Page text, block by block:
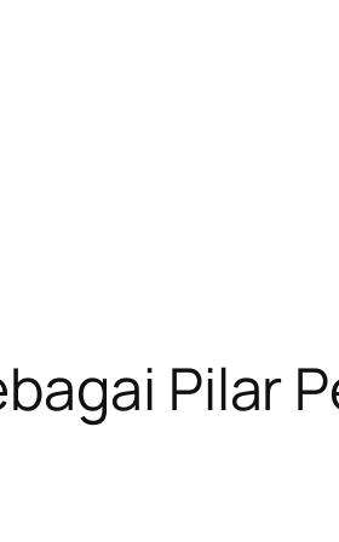
Pilar